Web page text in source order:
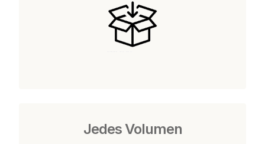
Jedes Volumen